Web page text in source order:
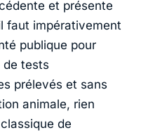
et présente
faut impérativement
publique pour
de tests
prélevés et sans
animale, rien
de